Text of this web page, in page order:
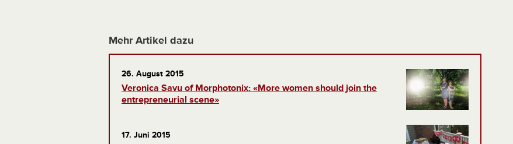
Mehr Artikel dazu
26. August 2015
Veronica Savu of Morphotonix: «More women should join the
entrepreneurial scene»
17. Juni 2015